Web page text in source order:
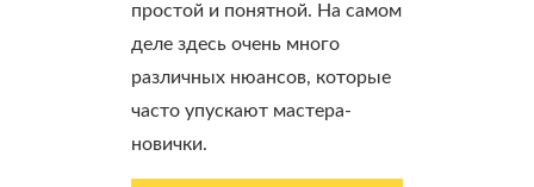
простой и понятной. На самом
деле здесь очень много
различных нюансов, которые
часто упускают мастера-
новички.